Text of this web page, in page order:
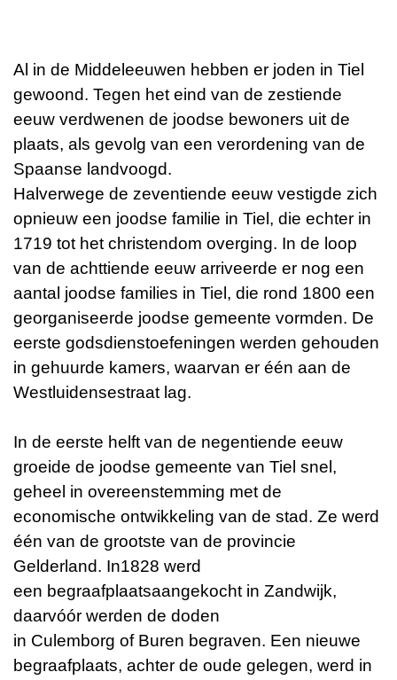
Al in de Middeleeuwen hebben er joden in Tiel
gewoond. Tegen het eind van de zestiende
eeuw verdwenen de joodse bewoners uit de
plaats, als gevolg van een verordening van de
Spaanse landvoogd.
Halverwege de zeventiende eeuw vestigde zich
opnieuw een joodse familie in Tiel, die echter in
1719 tot het christendom overging. In de loop
van de achttiende eeuw arriveerde er nog een
aantal joodse families in Tiel, die rond 1800 een
georganiseerde joodse gemeente vormden. De
eerste godsdienstoefeningen werden gehouden
in gehuurde kamers, waarvan er één aan de
Westluidensestraat lag.
In de eerste helft van de negentiende eeuw
groeide de joodse gemeente van Tiel snel,
geheel in overeenstemming met de
economische ontwikkeling van de stad. Ze werd
één van de grootste van de provincie
Gelderland. In1828 werd
een begraafplaatsaangekocht in Zandwijk,
daarvóór werden de doden
in Culemborg of Buren begraven. Een nieuwe
begraafplaats, achter de oude gelegen, werd in